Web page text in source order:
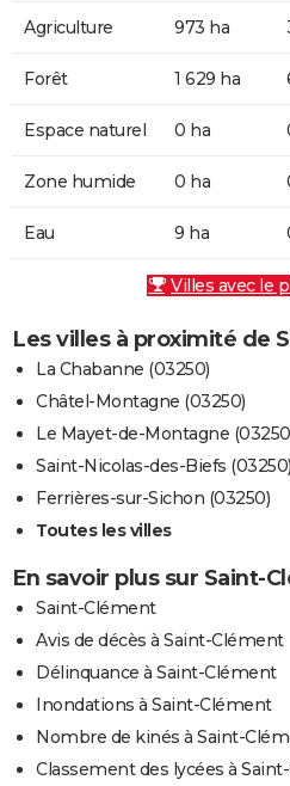
Agriculture 973 ha
Forêt 1 629 ha
Espace naturel 0 ha
Zone humide 0 ha
Eau 9 ha
Villes avec le
Les villes à proximité de
La Chabanne (03250)
Châtel-Montagne (03250)
Le Mayet-de-Montagne
Saint-Nicolas-des-Biefs (03250)
Ferrières-sur-Sichon (03250)
Toutes les villes
En savoir plus sur Saint-
Saint-Clément
Avis de décès à Saint-Clément
Délinquance à Saint-Clément
Inondations à Saint-Clément
Nombre de kinés à Saint-
Classement des lycées à